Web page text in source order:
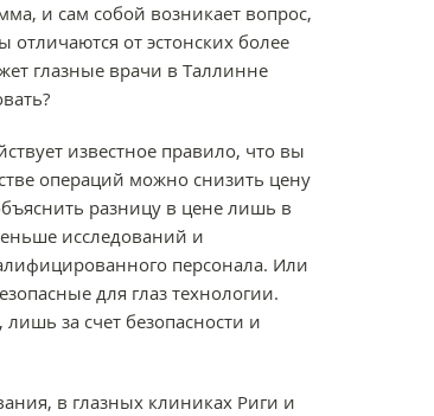
и сам собой возникает вопрос,
от эстонских более
глазные врачи в Таллинне
известное правило, что вы
операций можно снизить цену
разницу в цене лишь в
исследований и
персонала. Или
для глаз технологии.
за счет безопасности и
в глазных клиниках Риги и